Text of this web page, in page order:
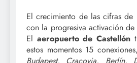
El crecimiento de las cifras de
con la progresiva activación de
El aeropuerto de Castellón
estos momentos 15